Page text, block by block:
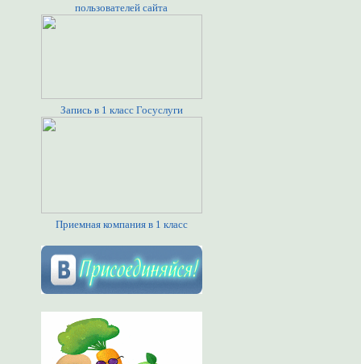
пользователей сайта
Запись в 1 класс Госуслуги
Приемная компания в 1 класс